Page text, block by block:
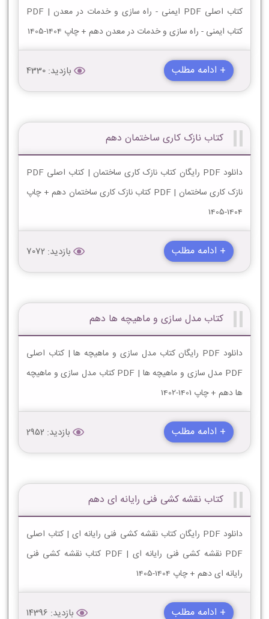
کتاب اصلی PDF ایمنی - راه سازی و خدمات در معدن | PDF
کتاب ایمنی - راه سازی و خدمات در معدن دهم + چاپ 1404-1405
+ ادامه مطلب بازدید: 4330
کتاب نازک کاری ساختمان دهم
دانلود PDF رایگان کتاب نازک کاری ساختمان | کتاب اصلی PDF
نازک کاری ساختمان | PDF کتاب نازک کاری ساختمان دهم + چاپ
1404-1405
+ ادامه مطلب بازدید: 7072
کتاب مدل سازی و ماهیچه ها دهم
دانلود PDF رایگان کتاب مدل سازی و ماهیچه ها | کتاب اصلی
PDF مدل سازی و ماهیچه ها | PDF کتاب مدل سازی و ماهیچه
ها دهم + چاپ 1401-1402
+ ادامه مطلب بازدید: 2952
کتاب نقشه کشی فنی رایانه ای دهم
دانلود PDF رایگان کتاب نقشه کشی فنی رایانه ای | کتاب اصلی
PDF نقشه کشی فنی رایانه ای | PDF کتاب نقشه کشی فنی
رایانه ای دهم + چاپ 1404-1405
+ ادامه مطلب بازدید: 14396